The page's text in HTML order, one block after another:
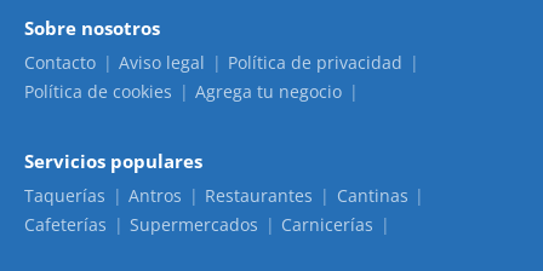
Sobre nosotros
Contacto Aviso legal
Política de privacidad
Política de cookies
Agrega tu negocio
Servicios populares
Taquerías Antros Restaurantes
Cantinas
Cafeterías
Supermercados Carnicerías